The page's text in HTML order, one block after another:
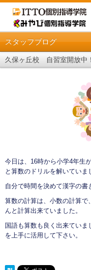
スタッフブログ
久保ヶ丘校 自習室開放中
今日は、16時から小学4年生
と算数のドリルを解いていま
自分で時間を決めて漢字の書
算数の計算は、小数の計算で
んと計算出来ていました。
国語も算数も良く出来ていま
を上手に活用して下さい。